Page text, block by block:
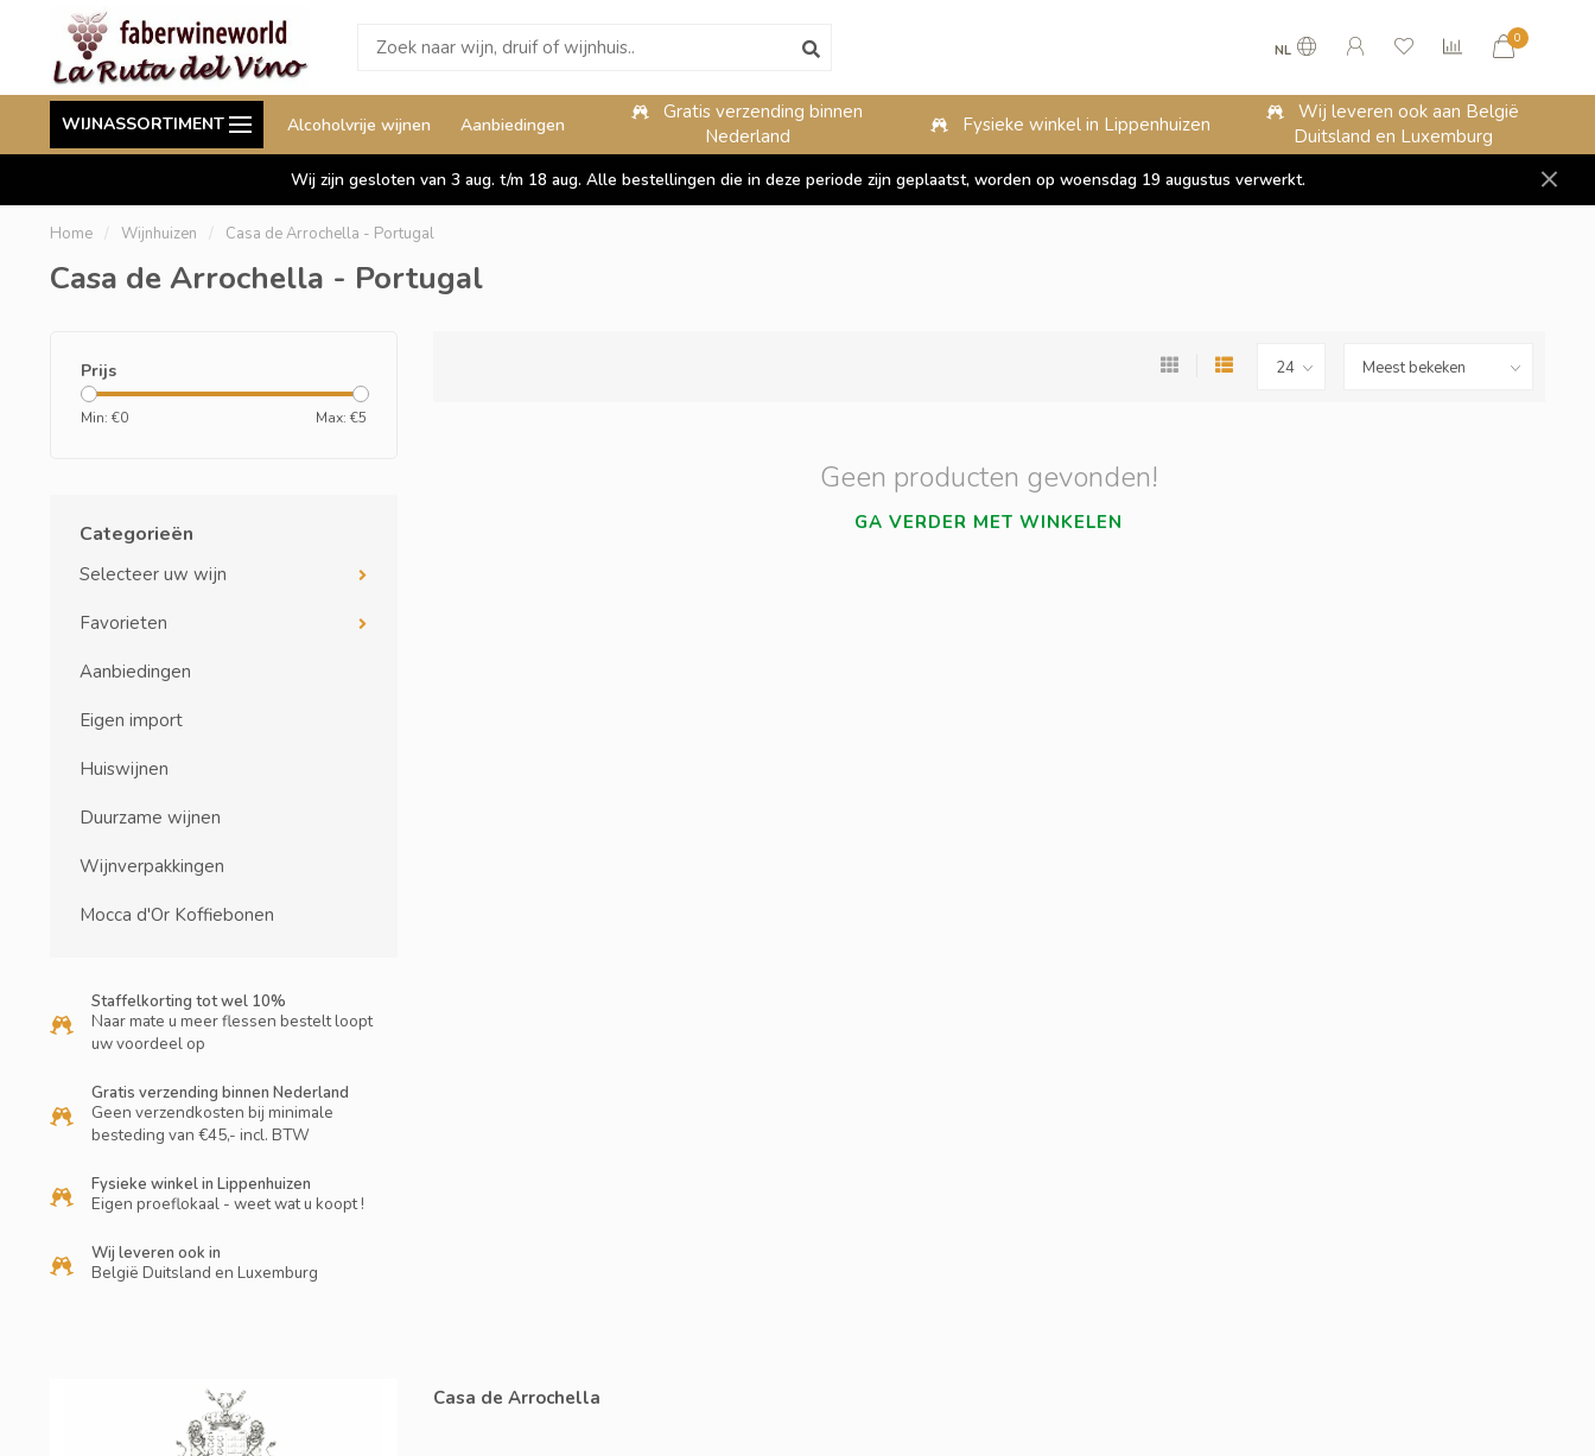
NL
0
WIJNASSORTIMENT Alcoholvrije wijnen Aanbiedingen
Wij leveren ook aan België
Duitsland en Luxemburg
Staffelkorting tot wel 10%
Gratis verzending binnen
Nederland
Fysieke winkel in Lippenhuizen
Wij leveren ook aan België
Duitsland en Luxemburg
Wij zijn gesloten van 3 aug. t/m 18 aug. Alle bestellingen die in deze periode zijn geplaatst, worden op woensdag 19 augustus verwerkt.
Home / Wijnhuizen / Casa de Arrochella - Portugal
Casa de Arrochella - Portugal
Prijs
Min: €0 Max: €5
Categorieën
Selecteer uw wijn
Favorieten
Aanbiedingen
Eigen import
Huiswijnen
Duurzame wijnen
Wijnverpakkingen
Mocca d'Or Koffiebonen
Staffelkorting tot wel 10%
Naar mate u meer flessen bestelt loopt
uw voordeel op
Gratis verzending binnen Nederland
Geen verzendkosten bij minimale
besteding van €45,- incl. BTW
Fysieke winkel in Lippenhuizen
Eigen proeflokaal - weet wat u koopt !
Wij leveren ook in
België Duitsland en Luxemburg
Geen producten gevonden!
GA VERDER MET WINKELEN
Casa de Arrochella